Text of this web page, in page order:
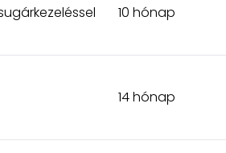
10 hónap
14 hónap